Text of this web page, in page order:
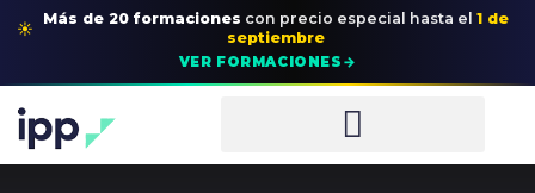
☀ Más de 20 formaciones con precio especial hasta el 1 de
septiembre
VER FORMACIONES →